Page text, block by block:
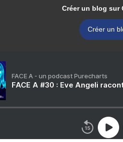
Créer un blog sur
Créer un
FACE A - un podcast Purecharts
FACE A #30 : Eve Angeli